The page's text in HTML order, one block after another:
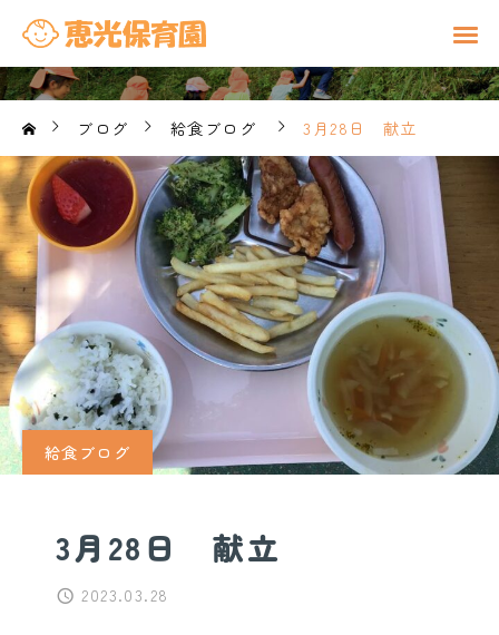
ブログ 給食ブログ 3月28日 献立
給食ブログ
3月28日 献立
2023.03.28